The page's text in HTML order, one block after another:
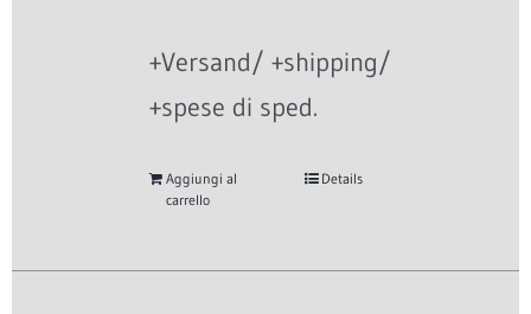
+Versand/ +shipping/
+spese di sped.
Aggiungi al
carrello
Details